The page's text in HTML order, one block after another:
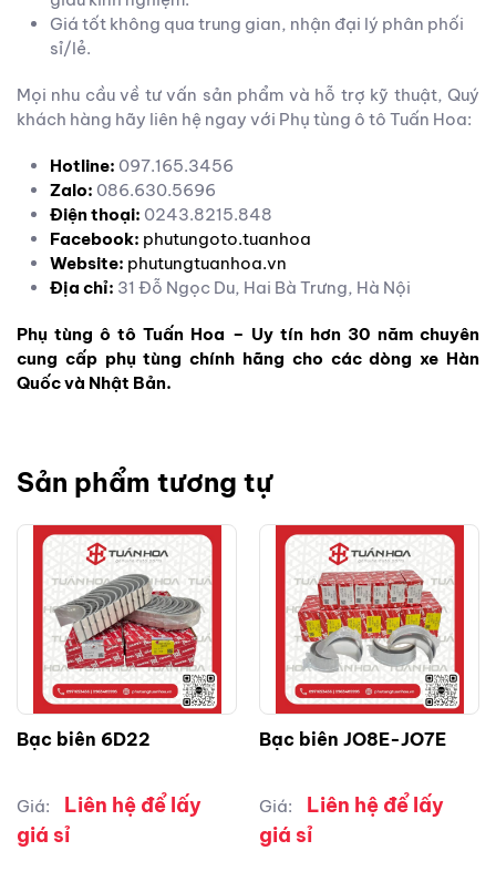
Giá tốt không qua trung gian, nhận đại lý phân phối
sỉ/lẻ.
Mọi nhu cầu về tư vấn sản phẩm và hỗ trợ kỹ thuật, Quý
khách hàng hãy liên hệ ngay với Phụ tùng ô tô Tuấn Hoa:
Hotline: 097.165.3456
Zalo: 086.630.5696
Điện thoại: 0243.8215.848
Facebook: phutungoto.tuanhoa
Website: phutungtuanhoa.vn
Địa chỉ: 31 Đỗ Ngọc Du, Hai Bà Trưng, Hà Nội
Phụ tùng ô tô Tuấn Hoa – Uy tín hơn 30 năm chuyên
cung cấp phụ tùng chính hãng cho các dòng xe Hàn
Quốc và Nhật Bản.
Sản phẩm tương tự
Bạc biên 6D22
Giá:
Liên hệ để lấy
giá sỉ
Bạc biên JO8E-JO7E
Giá:
Liên hệ để lấy
giá sỉ